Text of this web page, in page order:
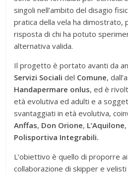
singoli nell’ambito del disagio
pratica della vela ha dimostrato,
risposta di chi ha potuto
alternativa valida.
Il progetto è portato avanti da
Servizi Sociali del Comune,
Handapermare onlus, ed è
età evolutiva ed adulti e a
svantaggiati in età evolutiva,
Anffas, Don Orione, L’Aquilone,
Polisportiva Integrabili.
L’obiettivo è quello di proporre
collaborazione di skipper e